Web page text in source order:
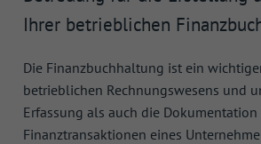
Ihrer betrieblichen
Die Finanzbuchhaltung ist ein
betrieblichen Rechnungswesens und
Erfassung als auch die
Finanztransaktionen eines